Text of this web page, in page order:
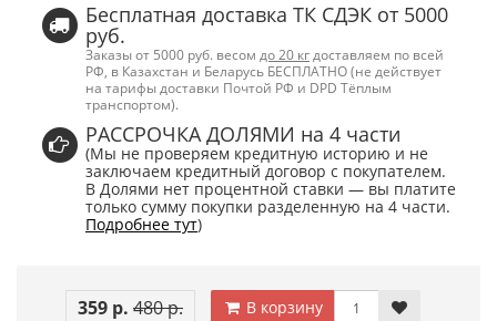
Бесплатная доставка ТК СДЭК от 5000
руб.
Заказы от 5000 руб. весом до 20 кг доставляем по всей
РФ, в Казахстан и Беларусь БЕСПЛАТНО (не действует
на тарифы доставки Почтой РФ и DPD Тёплым
транспортом).
РАССРОЧКА ДОЛЯМИ на 4 части
(Мы не проверяем кредитную историю и не
заключаем кредитный договор с покупателем.
В Долями нет процентной ставки — вы платите
только сумму покупки разделенную на 4 части.
Подробнее тут)
359 р. 480 р. В корзину